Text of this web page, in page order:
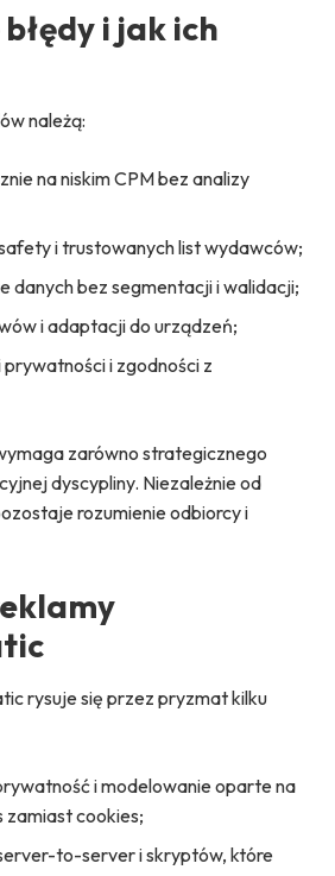
i jak ich
należą:
na niskim CPM bez analizy
i trustowanych list wydawców;
danych bez segmentacji i walidacji;
i adaptacji do urządzeń;
i zgodności z
zarówno strategicznego
dyscypliny. Niezależnie od
rozumienie odbiorcy i
rysuje się przez pryzmat kilku
i modelowanie oparte na
zamiast cookies;
to-server i skryptów, które